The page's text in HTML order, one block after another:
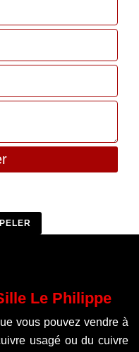
Le Philippe
vous pouvez vendre à
usagé ou du cuivre